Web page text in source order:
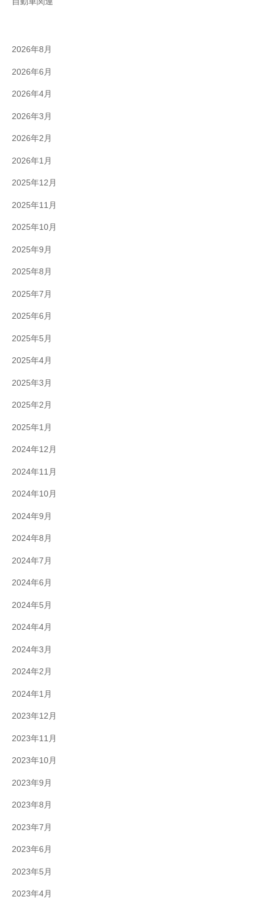
2026年8月
2026年6月
2026年4月
2026年3月
2026年2月
2026年1月
2025年12月
2025年11月
2025年10月
2025年9月
2025年8月
2025年7月
2025年6月
2025年5月
2025年4月
2025年3月
2025年2月
2025年1月
2024年12月
2024年11月
2024年10月
2024年9月
2024年8月
2024年7月
2024年6月
2024年5月
2024年4月
2024年3月
2024年2月
2024年1月
2023年12月
2023年11月
2023年10月
2023年9月
2023年8月
2023年7月
2023年6月
2023年5月
2023年4月